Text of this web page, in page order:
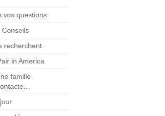
vos questions
Conseils
recherchent
in America
famille